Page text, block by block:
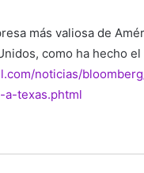
más valiosa de
como ha hecho
noticias/
texas.phtml